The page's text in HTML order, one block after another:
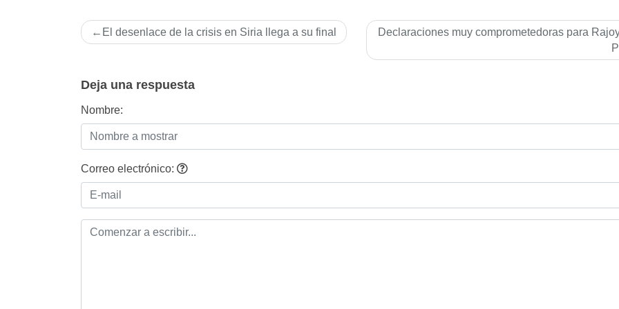
Navegación
de
El desenlace de la crisis en Siria llega a su final
Declaraciones muy comprometedoras para
Deja una respuesta
Nombre:
Correo electrónico: